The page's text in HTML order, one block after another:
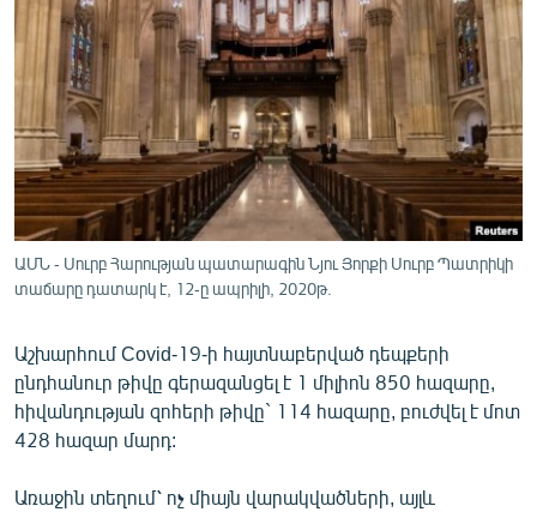
ՄՇԱԿՈՒՅԹ
ՍՊՈՐՏ
ՄԵԿՆԱԲԱՆՈՒԹՅՈՒՆ
ՏՏ ԵՒ ԻՆՏԵՐՆԵՏ
ԿՈՐՈՆԱՎԻՐՈՒՍ
ԱՐԽԻՎ
ՏԵՍԱՆՅՈՒԹԵՐ
ԲԱՆԱՎԵՃ
ՁԳՏԵԼՈՎ ԼԱՎԱԳՈՒՅՆԻՆ
ՓՈԴՔԱՍԹ
Հայերեն
ԱՄՆ - Սուրբ Հարության պատարագին Նյու Յորքի Սուրբ Պատրիկի
տաճարը դատարկ է, 12-ը ապրիլի, 2020թ.
Աշխարհում Covid-19-ի հայտնաբերված դեպքերի
ընդհանուր թիվը գերազանցել է 1 միլիոն 850 հազարը,
հիվանդության զոհերի թիվը` 114 հազարը, բուժվել է մոտ
428 հազար մարդ:
Առաջին տեղում՝ ոչ միայն վարակվածների, այլև